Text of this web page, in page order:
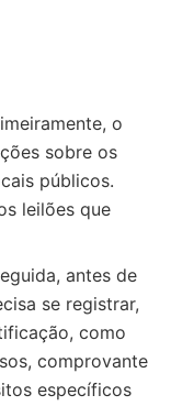
o
sobre os
públicos.
leilões que
antes de
se registrar,
como
comprovante
específicos